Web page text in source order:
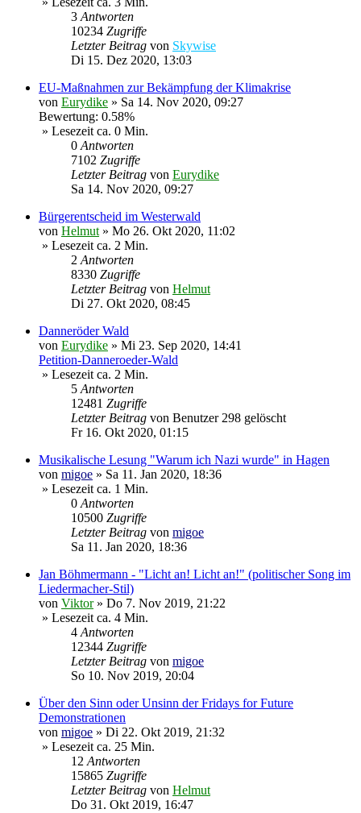
3Antworten
10234 Zugriffe
Letzter Beitrag von Skywise
Di 15. Dez 2020, 13:03
EU-Maßnahmen zur Bekämpfung der Klimakrise
von Eurydike » Sa 14. Nov 2020, 09:27
Bewertung: 0.58%
» Lesezeit ca. 0 Min.
0Antworten
7102 Zugriffe
Letzter Beitrag von Eurydike
Sa 14. Nov 2020, 09:27
Bürgerentscheid im Westerwald
von Helmut» Mo 26. Okt 2020, 11:02
» Lesezeit ca. 2 Min.
2Antworten
8330 Zugriffe
Letzter Beitrag von Helmut
Di 27. Okt 2020, 08:45
Danneröder Wald
von Eurydike » Mi 23. Sep 2020, 14:41
Petition-Danneroeder-Wald
» Lesezeit ca. 2 Min.
5Antworten
12481 Zugriffe
Letzter Beitrag von Benutzer 298 gelöscht
Fr 16. Okt 2020, 01:15
Musikalische Lesung "Warum ich Nazi wurde" in Hagen
von migoe » Sa 11. Jan 2020, 18:36
» Lesezeit ca. 1 Min.
0Antworten
10500 Zugriffe
Letzter Beitrag von migoe
Sa 11. Jan 2020, 18:36
Jan Böhmermann - "Licht an! Licht an!" (politischer Song im
Liedermacher-Stil)
von Viktor» Do 7. Nov 2019, 21:22
» Lesezeit ca. 4 Min.
4Antworten
12344 Zugriffe
Letzter Beitrag von migoe
So 10. Nov 2019, 20:04
Über den Sinn oder Unsinn der Fridays for Future
Demonstrationen
von migoe » Di 22. Okt 2019, 21:32
» Lesezeit ca. 25 Min.
12Antworten
15865 Zugriffe
Letzter Beitrag von Helmut
Do 31. Okt 2019, 16:47